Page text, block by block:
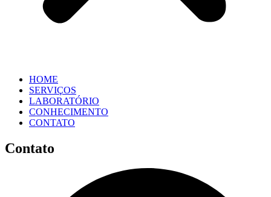
HOME
SERVIÇOS
LABORATÓRIO
CONHECIMENTO
CONTATO
Contato